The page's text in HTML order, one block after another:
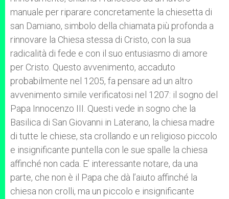
manuale per riparare concretamente la chiesetta di
san Damiano, simbolo della chiamata più profonda a
rinnovare la Chiesa stessa di Cristo, con la sua
radicalità di fede e con il suo entusiasmo di amore
per Cristo. Questo avvenimento, accaduto
probabilmente nel 1205, fa pensare ad un altro
avvenimento simile verificatosi nel 1207: il sogno del
Papa Innocenzo III. Questi vede in sogno che la
Basilica di San Giovanni in Laterano, la chiesa madre
di tutte le chiese, sta crollando e un religioso piccolo
e insignificante puntella con le sue spalle la chiesa
affinché non cada. E’ interessante notare, da una
parte, che non è il Papa che dà l’aiuto affinché la
chiesa non crolli, ma un piccolo e insignificante